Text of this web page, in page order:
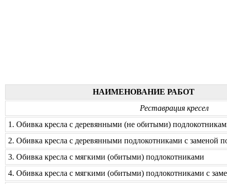
НАИМЕНОВАНИЕ РАБОТ
Реставрация кресел
1. Обивка кресла с деревянными (не обитыми)
2. Обивка кресла с деревянными подлокотниками с заменой
3. Обивка кресла с мягкими (обитыми) подлокотниками
4. Обивка кресла с мягкими (обитыми) подлокотниками с